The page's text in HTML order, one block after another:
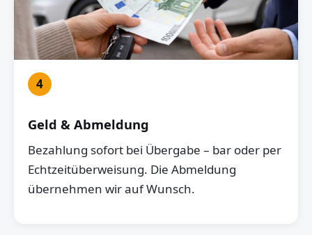
4
Geld & Abmeldung
Bezahlung sofort bei Übergabe – bar oder per
Echtzeitüberweisung. Die Abmeldung
übernehmen wir auf Wunsch.